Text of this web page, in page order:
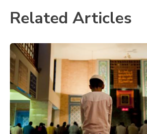
Related Articles